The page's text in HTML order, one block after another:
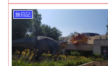
旅日記